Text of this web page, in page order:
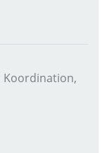
Koordination,